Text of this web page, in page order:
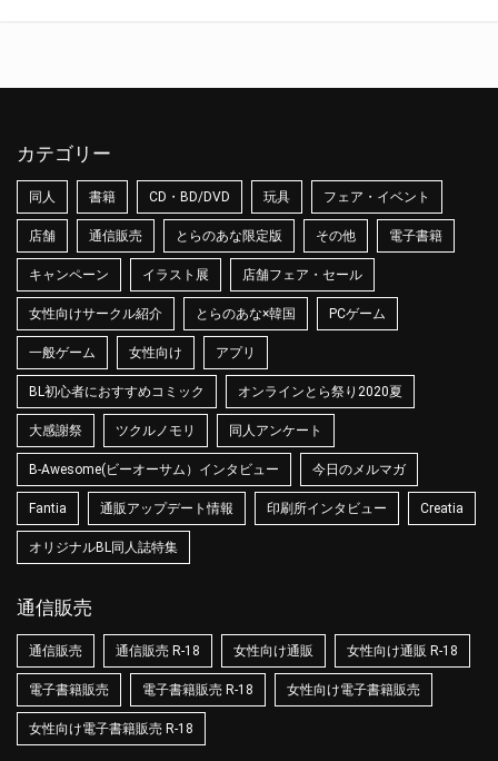
カテゴリー
同人 書籍 CD・BD/DVD 玩具 フェア・イベント
店舗 通信販売 とらのあな限定版 その他 電子書籍
キャンペーン イラスト展 店舗フェア・セール
女性向けサークル紹介 とらのあな×韓国 PCゲーム
一般ゲーム 女性向け アプリ
BL初心者におすすめコミック オンラインとら祭り2020夏
大感謝祭 ツクルノモリ 同人アンケート
B-Awesome(ビーオーサム）インタビュー 今日のメルマガ
Fantia 通販アップデート情報 印刷所インタビュー Creatia
オリジナルBL同人誌特集
通信販売
通信販売 通信販売 R-18 女性向け通販 女性向け通販 R-18
電子書籍販売 電子書籍販売 R-18 女性向け電子書籍販売
女性向け電子書籍販売 R-18